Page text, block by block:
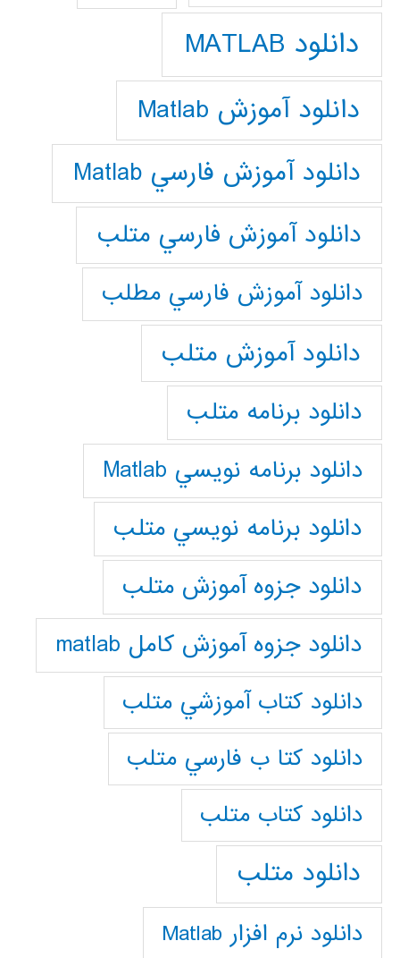
دانلود MATLAB
دانلود آموزش Matlab
دانلود آموزش فارسي Matlab
دانلود آموزش فارسي متلب
دانلود آموزش فارسي مطلب
دانلود آموزش متلب
دانلود برنامه متلب
دانلود برنامه نويسي Matlab
دانلود برنامه نويسي متلب
دانلود جزوه آموزش متلب
دانلود جزوه آموزش کامل matlab
دانلود كتاب آموزشي متلب
دانلود كتا ب فارسي متلب
دانلود كتاب متلب
دانلود متلب
دانلود نرم افزار Matlab